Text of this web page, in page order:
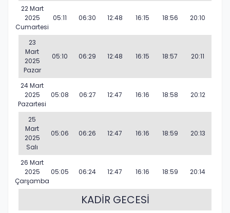
22 Mart
2025
Cumartesi
05:11 06:30 12:48 16:15 18:56 20:10
23
Mart
2025
Pazar
05:10 06:29 12:48 16:15 18:57 20:11
24 Mart
2025
Pazartesi
05:08 06:27 12:47 16:16 18:58 20:12
25
Mart
2025
Salı
05:06 06:26 12:47 16:16 18:59 20:13
26 Mart
2025
Çarşamba
05:05 06:24 12:47 16:16 18:59 20:14
KADİR GECESİ